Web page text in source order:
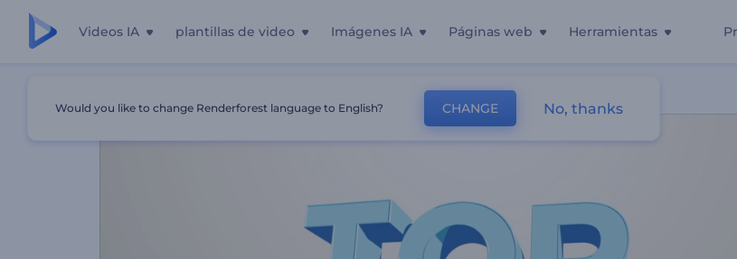
Videos IA plantillas de video Imágenes IA Páginas web Herramientas
Would you like to change Renderforest language to English? CHANGE No, thanks